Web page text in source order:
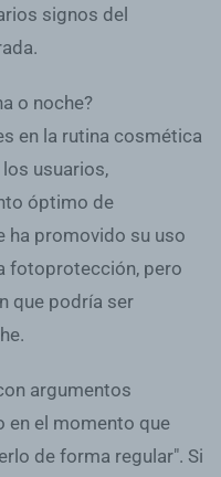
signos del
o noche?
en la rutina cosmética
usuarios,
óptimo de
ha promovido su uso
fotoprotección, pero
que podría ser
argumentos
en el momento que
de forma regular". Si